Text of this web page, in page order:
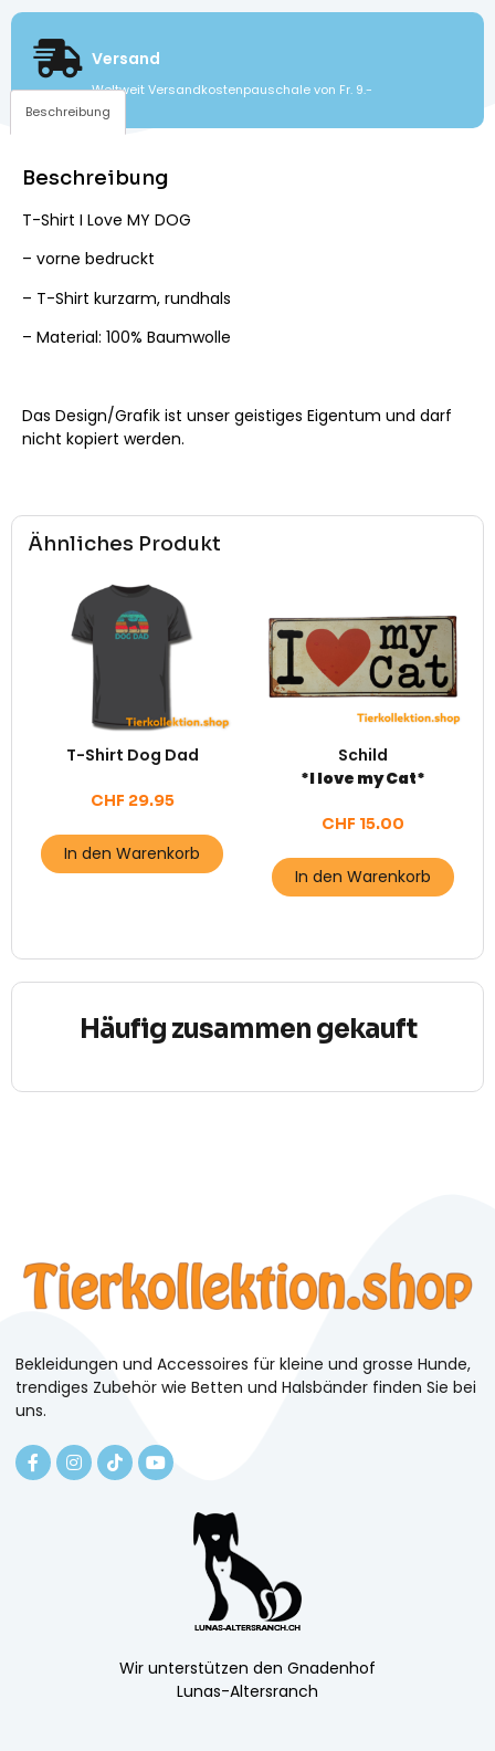
Versand
Weltweit Versandkostenpauschale von Fr. 9.-
Ähnliches Produkt
T-Shirt Dog Dad
CHF 29.95
In den Warenkorb
Schild
*I love my Cat*
CHF 15.00
In den Warenkorb
Beschreibung
Beschreibung
T-Shirt I Love MY DOG
– vorne bedruckt
– T-Shirt kurzarm, rundhals
– Material: 100% Baumwolle
Das Design/Grafik ist unser geistiges Eigentum und darf
nicht kopiert werden.
Häufig zusammen gekauft
Bekleidungen und Accessoires für kleine und grosse Hunde,
trendiges Zubehör wie Betten und Halsbänder finden Sie bei
uns.
Wir unterstützen den Gnadenhof
Lunas-Altersranch